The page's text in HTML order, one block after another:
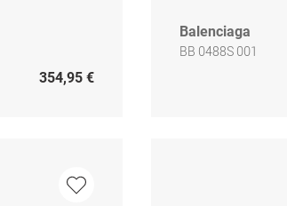
354,95 €
Balenciaga
BB 0488S 001